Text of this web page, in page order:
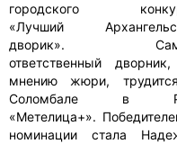
городского
«Лучший
дворик».
ответственный
мнению жюри,
Соломбале в
«Метелица+».
номинации стала